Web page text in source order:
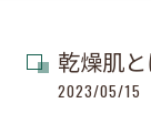
乾燥肌
2023/05/15